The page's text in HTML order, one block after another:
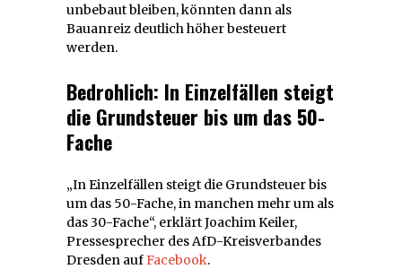
unbebaut bleiben, könnten dann als
Bauanreiz deutlich höher besteuert
werden.
Bedrohlich: In Einzelfällen steigt
die Grundsteuer bis um das 50-
Fache
„In Einzelfällen steigt die Grundsteuer bis
um das 50-Fache, in manchen mehr um als
das 30-Fache“, erklärt Joachim Keiler,
Pressesprecher des AfD-Kreisverbandes
Dresden aufFacebook.